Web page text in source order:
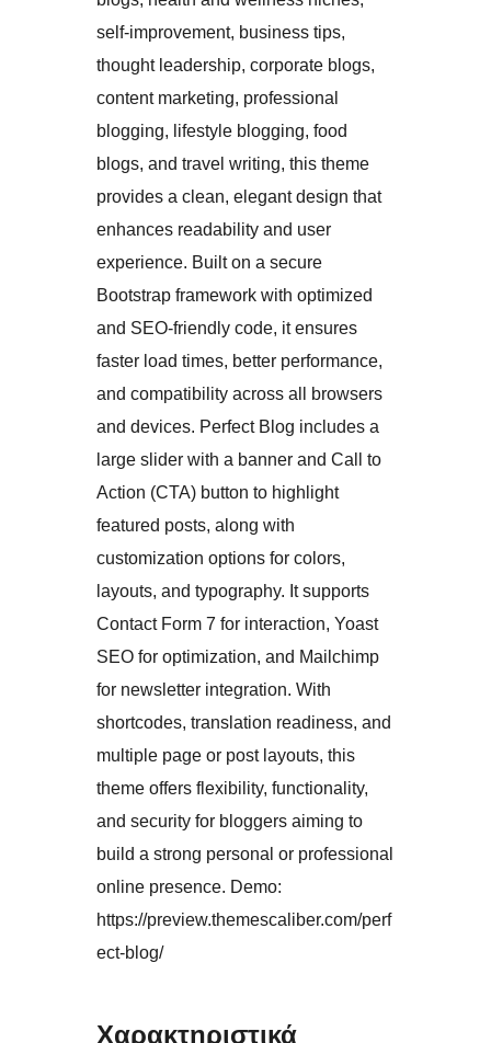
self-improvement, business tips,
thought leadership, corporate blogs,
content marketing, professional
blogging, lifestyle blogging, food
blogs, and travel writing, this theme
provides a clean, elegant design that
enhances readability and user
experience. Built on a secure
Bootstrap framework with optimized
and SEO-friendly code, it ensures
faster load times, better performance,
and compatibility across all browsers
and devices. Perfect Blog includes a
large slider with a banner and Call to
Action (CTA) button to highlight
featured posts, along with
customization options for colors,
layouts, and typography. It supports
Contact Form 7 for interaction, Yoast
SEO for optimization, and Mailchimp
for newsletter integration. With
shortcodes, translation readiness, and
multiple page or post layouts, this
theme offers flexibility, functionality,
and security for bloggers aiming to
build a strong personal or professional
online presence. Demo:
https://preview.themescaliber.com/perf
ect-blog/
Χαρακτηριστικά